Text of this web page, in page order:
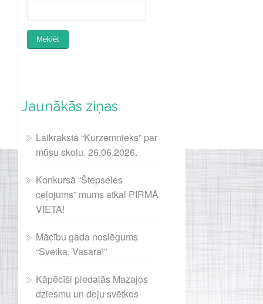
Jaunākās ziņas
Laikrakstā “Kurzemnieks” par
mūsu skolu. 26.06.2026.
Konkursā “Štepseles
ceļojums” mums atkal PIRMĀ
VIETA!
Mācību gada noslēgums
“Sveika, Vasara!”
Kāpēcīši piedalās Mazajos
dziesmu un deju svētkos